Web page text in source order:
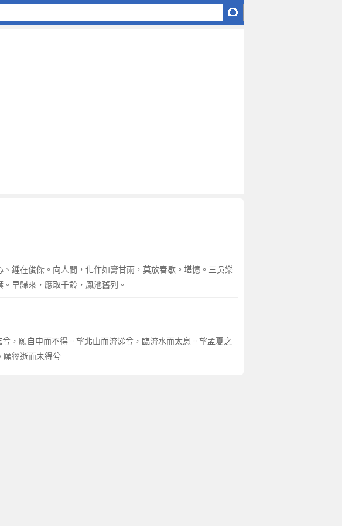
鍾在俊傑。向人間，化作如膏甘雨，莫放春歇。堪憶。三吳樂
早歸來，應取千齡，鳳池舊列。
，願自申而不得。望北山而流涕兮，臨流水而太息。望孟夏之
願徑逝而未得兮